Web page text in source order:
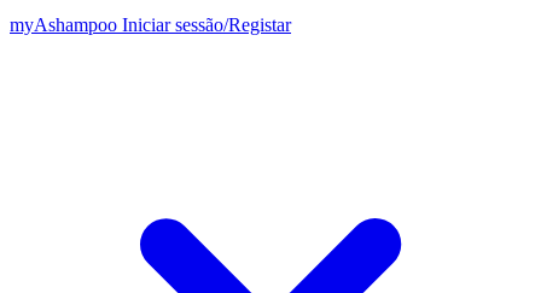
myAshampoo Iniciar sessão/Registar